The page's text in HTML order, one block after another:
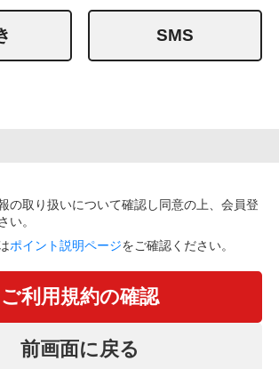
SMS
の取り扱いについて確認し同意の上、会員登
い。
ポイント説明ページをご確認ください。
ご利用規約の確認
前画面に戻る